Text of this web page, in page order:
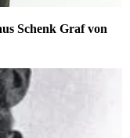
Schenk Graf von